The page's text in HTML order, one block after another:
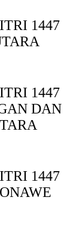
1447
1447
DAN
1447